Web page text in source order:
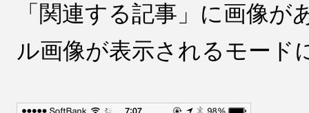
「関連する記事」に画像が
ル画像が表示されるモード